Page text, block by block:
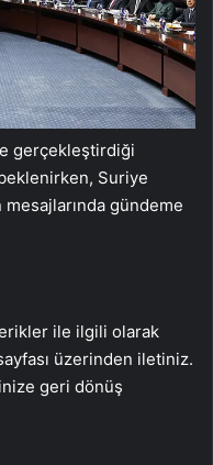
gerçekleştirdiği
beklenirken, Suriye
gündeme
ile ilgili olarak
üzerinden iletiniz.
geri dönüş